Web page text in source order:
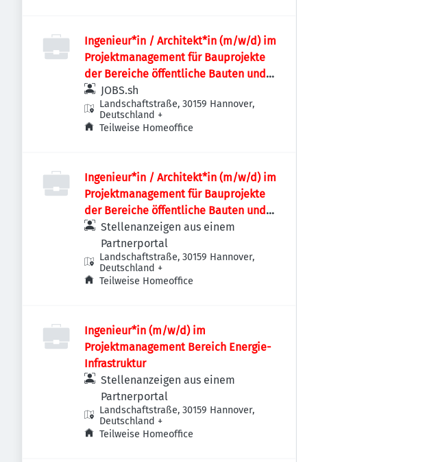
Ingenieur*in / Architekt*in (m/w/d) im
Projektmanagement für Bauprojekte
der Bereiche öffentliche Bauten und
Industriebauten / Infrastruktur
JOBS.sh
Landschaftstraße, 30159 Hannover,
Deutschland +
Teilweise Homeoffice
Ingenieur*in / Architekt*in (m/w/d) im
Projektmanagement für Bauprojekte
der Bereiche öffentliche Bauten und
Industriebauten / Infrastruktur
Stellenanzeigen aus einem
Partnerportal
Landschaftstraße, 30159 Hannover,
Deutschland +
Teilweise Homeoffice
Ingenieur*in (m/w/d) im
Projektmanagement Bereich Energie-
Infrastruktur
Stellenanzeigen aus einem
Partnerportal
Landschaftstraße, 30159 Hannover,
Deutschland +
Teilweise Homeoffice